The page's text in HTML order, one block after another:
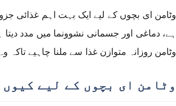
وٹامن ای بچوں کے لیے ایک بہت اہم غذائی
ہے، دماغی اور جسمانی نشوونما میں مدد
وٹامن روزانہ متوازن غذا سے ملنا چاہیے تاکہ
وٹامن ای بچوں کے لیے